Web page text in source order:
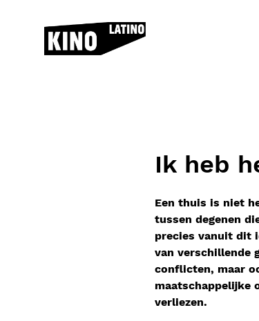
Ik heb
Een thuis is niet
tussen degenen
precies vanuit dit
van verschillende
conflicten, maar
maatschappelijke
verliezen.